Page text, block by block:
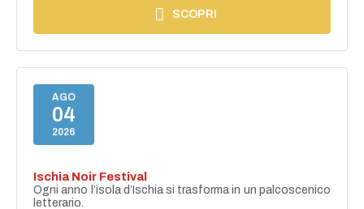
SCOPRI
AGO
04
2026
Ischia Noir Festival
Ogni anno l’isola d’Ischia si trasforma in un palcoscenico
letterario.